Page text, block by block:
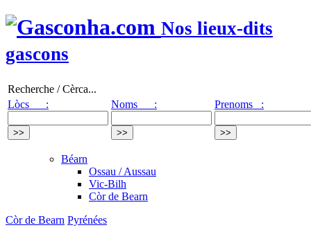
Nos lieux-dits
gascons
Recherche / Cèrca...
Lòcs :
Noms : Prenoms :
Béarn
Ossau / Aussau
Vic-Bilh
Còr de Bearn
Còr de Bearn Pyrénées